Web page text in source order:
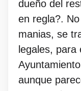
dueño del
en regla?.
manias, se
legales, para
aunque